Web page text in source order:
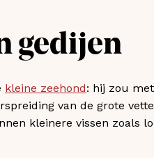
gedijen
kleine zeehond: hij zou
van de grote
kleinere vissen zoals